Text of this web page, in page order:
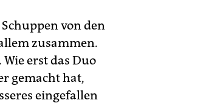
von den
zusammen.
erst das Duo
gemacht hat,
eingefallen